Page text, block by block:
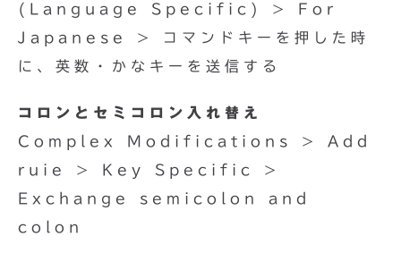
(Language Specific) > For
Japanese > コマンドキーを押した時
に、英数・かなキーを送信する
コロンとセミコロン入れ替え
Complex Modifications > Add
ruie > Key Specific >
Exchange semicolon and
colon